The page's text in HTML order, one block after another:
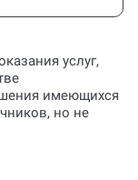
услуг,
имеющихся
но не